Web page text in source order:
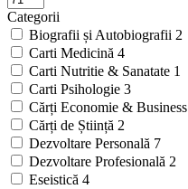
Categorii
Biografii și Autobiografii 2
Carti Medicină 4
Carti Nutritie & Sanatate 1
Carti Psihologie 3
Cărți Economie & Business
Cărți de Știință 2
Dezvoltare Personală 7
Dezvoltare Profesională 2
Eseistică 4